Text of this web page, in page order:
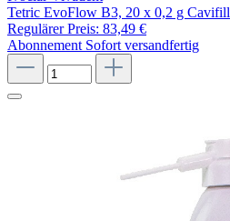
Tetric EvoFlow B3, 20 x 0,2 g Cavifill
Regulärer Preis: 83,49 €
Abonnement Sofort versandfertig